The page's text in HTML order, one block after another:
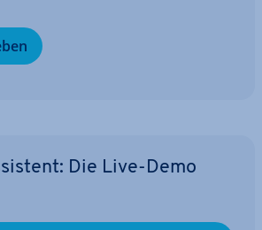
Die Live-Demo